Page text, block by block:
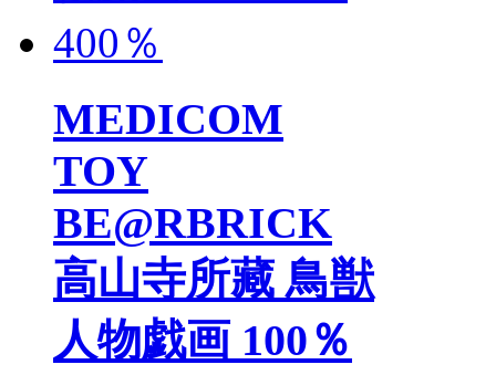
MEDICOM
TOY
BE@RBRICK
高山寺所藏 鳥獣
人物戯画 100％